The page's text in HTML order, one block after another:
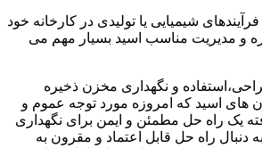
فرآیندهای شیمیایی یا تولیدی در کارخانه خود
و مدیریت مناسب اسید بسیار مهم می
و نگهداری مخزن ذخیره
اسید که امروزه مورد توجه عموم و
یک راه حل مطمئن و ایمن برای نگهداری
دنبال راه حل قابل اعتماد و مقرون به